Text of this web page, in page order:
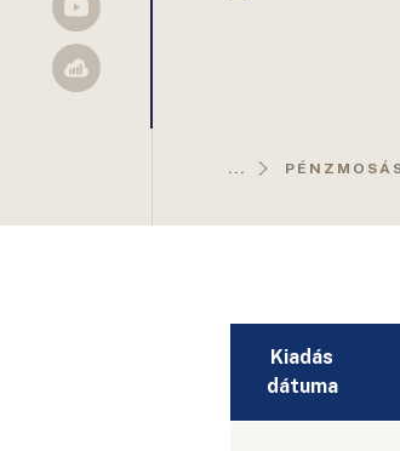
YouTube
Sellsy
...
Kiadás
dátuma